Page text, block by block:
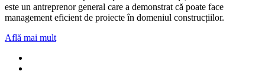
este un antreprenor general care a demonstrat că poate face
management eficient de proiecte în domeniul construcțiilor.
Află mai mult